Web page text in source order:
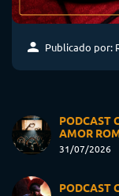
Publicado por:
PODCAST
AMOR
31/07/2026
PODCAST